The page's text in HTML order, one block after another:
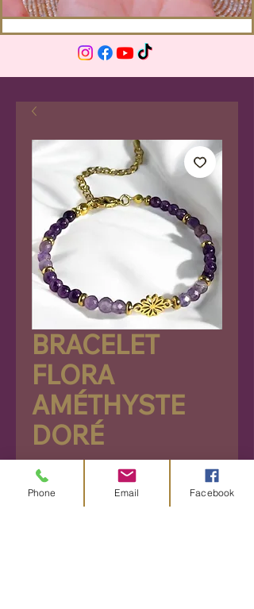
BRACELET
FLORA
AMÉTHYSTE
DORÉ
26,90 €Prix
Phone Email Facebook